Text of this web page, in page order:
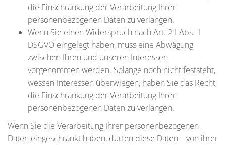
die Einschränkung der Verarbeitung Ihrer
personenbezogenen Daten zu verlangen.
Wenn Sie einen Widerspruch nach Art. 21 Abs. 1
DSGVO eingelegt haben, muss eine Abwägung
zwischen Ihren und unseren Interessen
vorgenommen werden. Solange noch nicht feststeht,
wessen Interessen überwiegen, haben Sie das Recht,
die Einschränkung der Verarbeitung Ihrer
personenbezogenen Daten zu verlangen.
Wenn Sie die Verarbeitung Ihrer personenbezogenen
Daten eingeschränkt haben, dürfen diese Daten – von ihrer